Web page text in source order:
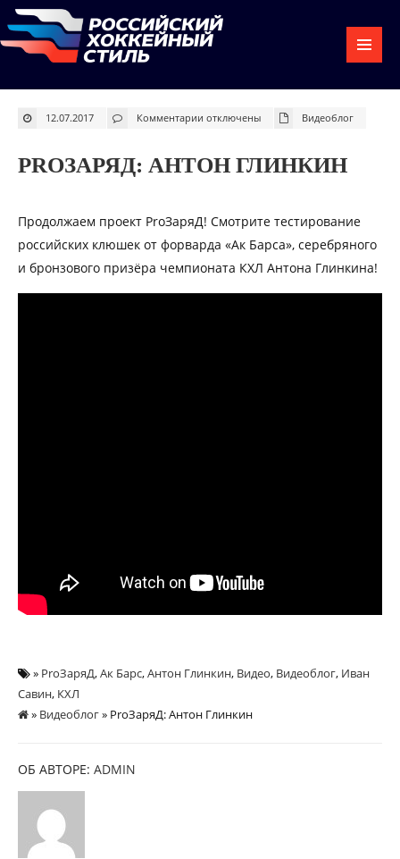
12.07.2017 Комментарии к
Глинкин
отключены Видеоблог
PROЗАРЯД: АНТОН ГЛИНКИН
Продолжаем проект ProЗаряД! Смотрите тестирование
российских клюшек от форварда «Ак Барса», серебряного
и бронзового призёра чемпионата КХЛ Антона Глинкина!
» ProЗаряД,Ак Барс,Антон Глинкин, Видео, Видеоблог, Иван
Савин, КХЛ
» Видеоблог» ProЗаряД: Антон Глинкин
ОБ АВТОРЕ: ADMIN